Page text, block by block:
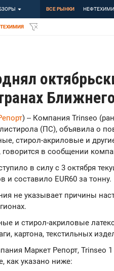
ВСЕ РЫНКИ
) -- Компания Trinseo
(ПС), объявила о
стирол-акриловые и
в сообщении
в силу с 3 октября
и составило EUR60 за тонну.
не указывает причины
и стирол-акриловые
картона, текстильных
Маркет Репорт, Trinseo 1
как указано ниже: